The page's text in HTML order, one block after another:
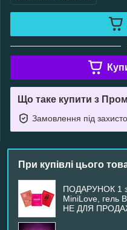
Що таке купити з
Замовлення під
При купівлі цього
ПОДАРУНОК 1 з
MiniLove, гель
НЕ ДЛЯ